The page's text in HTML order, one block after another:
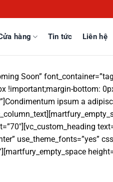
hàng Tin tức Liên hệ
Soon”
!important;margin-bottom:
ipsum a
use_theme_fonts=”yes”